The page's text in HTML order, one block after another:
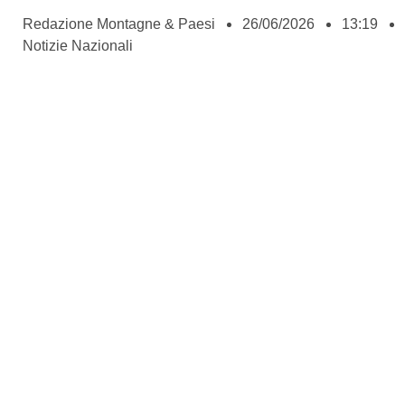
Redazione Montagne & Paesi 26/06/2026
13:19
Notizie Nazionali